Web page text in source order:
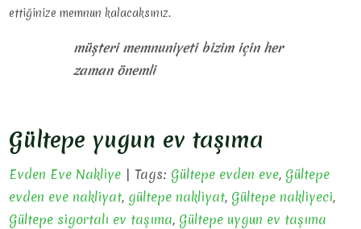
ettiğinize memnun kalacaksınız.
müşteri memnuniyeti bizim için her
zaman önemli
Gültepe yugun ev taşıma
Evden Eve Nakliye | Tags: Gültepe evden eve, Gültepe
evden eve nakliyat, gültepe nakliyat, Gültepe nakliyeci,
Gültepe sigortalı ev taşıma, Gültepe uygun ev taşıma